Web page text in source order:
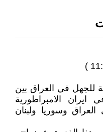
للجهل في العراق بين
ايران الامبراطورية
وسوريا ولبنان